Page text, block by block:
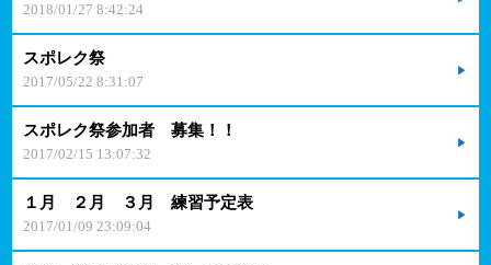
2018/01/27 8:42:24
スポレク祭
2017/05/22 8:31:07
スポレク祭参加者 募集！！
2017/02/15 13:07:32
１月 ２月 ３月 練習予定表
2017/01/09 23:09:04